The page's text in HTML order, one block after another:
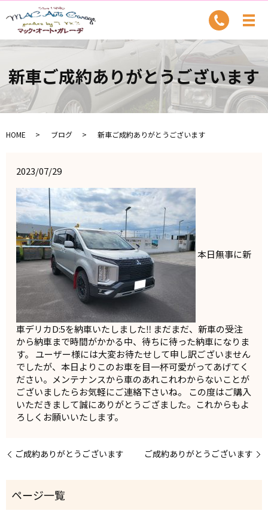
新車ご成約ありがとうございます
HOME ブログ 新車ご成約ありがとうございます
2023/07/29
本日無事に新
車デリカD:5を納車いたしました‼️ まだまだ、新車の受注
から納車まで時間がかかる中、待ちに待った納車になりま
す。 ユーザー様には大変お待たせして申し訳ございません
でしたが、本日よりこのお車を目一杯可愛がってあげてく
ださい。メンテナンスから車のあれこれわからないことが
ございましたらお気軽にご連絡下さいね。 この度はご購入
いただきまして誠にありがとうござました。これからもよ
ろしくお願いいたします。
ご成約ありがとうございます ご成約ありがとうございます